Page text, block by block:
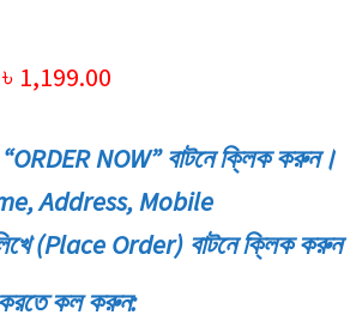
Original
was:
৳ 2,200.00.
৳ 1,199.00
is:
৳ 1,199.00.
NOW” বাটনে ক্লিক করুন।
Address, Mobile
(Place Order) বাটনে ক্লিক
করতে কল করুন: